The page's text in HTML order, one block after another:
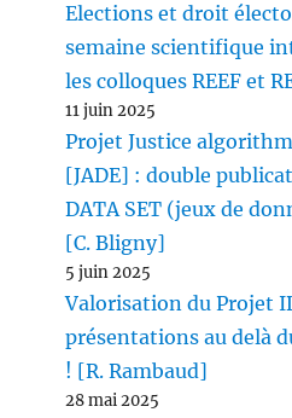
Elections et droit
semaine scientifique
les colloques REEF et
11 juin 2025
Projet Justice
[JADE] : double
DATA SET (jeux de
[C. Bligny]
5 juin 2025
Valorisation du Projet
présentations au delà
! [R. Rambaud]
28 mai 2025